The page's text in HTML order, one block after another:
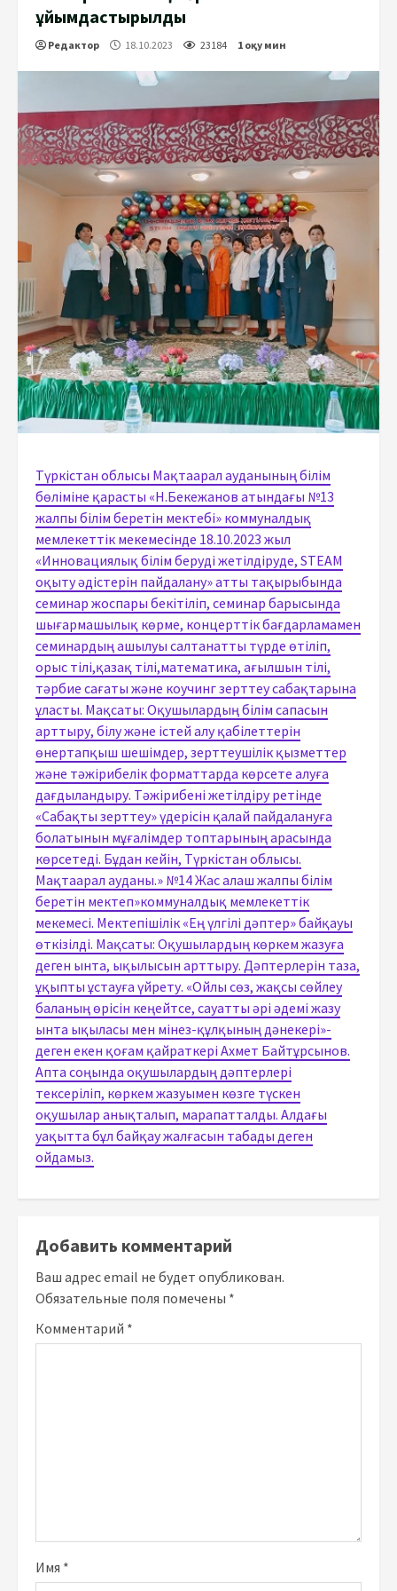
ұйымдастырылды
Редактор 18.10.2023 23184 1 оқу мин
Түркістан облысы Мақтаарал ауданының білім
бөліміне қарасты «Н.Бекежанов атындағы №13
жалпы білім беретін мектебі» коммуналдық
мемлекеттік мекемесінде 18.10.2023 жыл
«Инновациялық білім беруді жетілдіруде, STEAM
оқыту әдістерін пайдалану» атты тақырыбында
семинар жоспары бекітіліп, семинар барысында
шығармашылық көрме, концерттік бағдарламамен
семинардың ашылуы салтанатты түрде өтіліп,
орыс тілі,қазақ тілі,математика, ағылшын тілі,
тәрбие сағаты және коучинг зерттеу сабақтарына
ұласты. Мақсаты: Оқушылардың білім сапасын
арттыру, білу және істей алу қабілеттерін
өнертапқыш шешімдер, зерттеушілік қызметтер
және тәжірибелік форматтарда көрсете алуға
дағдыландыру. Тәжірибені жетілдіру ретінде
«Сабақты зерттеу» үдерісін қалай пайдалануға
болатынын мұғалімдер топтарының арасында
көрсетеді. Бұдан кейін, Түркістан облысы.
Мақтаарал ауданы.» №14 Жас алаш жалпы білім
беретін мектеп»коммуналдық мемлекеттік
мекемесі. Мектепішілік «Ең үлгілі дәптер» байқауы
өткізілді. Мақсаты: Оқушылардың көркем жазуға
деген ынта, ықылысын арттыру. Дәптерлерін таза,
ұқыпты ұстауға үйрету. «Ойлы сөз, жақсы сөйлеу
баланың өрісін кеңейтсе, сауатты әрі әдемі жазу
ынта ықыласы мен мінез-құлқының дәнекері»-
деген екен қоғам қайраткері Ахмет Байтұрсынов.
Апта соңында оқушылардың дәптерлері
тексеріліп, көркем жазуымен көзге түскен
оқушылар анықталып, марапатталды. Алдағы
уақытта бұл байқау жалғасын табады деген
ойдамыз.
Добавить комментарий
Ваш адрес email не будет опубликован.
Обязательные поля помечены *
Комментарий *
Имя *